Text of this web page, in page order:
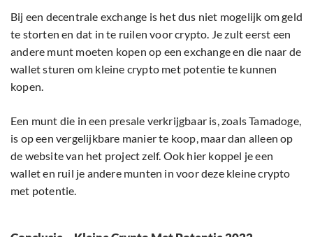
Bij een decentrale exchange is het dus niet mogelijk om geld
te storten en dat in te ruilen voor crypto. Je zult eerst een
andere munt moeten kopen op een exchange en die naar de
wallet sturen om kleine crypto met potentie te kunnen
kopen.
Een munt die in een presale verkrijgbaar is, zoals Tamadoge,
is op een vergelijkbare manier te koop, maar dan alleen op
de website van het project zelf. Ook hier koppel je een
wallet en ruil je andere munten in voor deze kleine crypto
met potentie.